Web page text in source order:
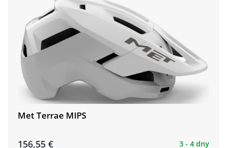
Met Terrae MIPS
156,55 € 3 - 4 dny